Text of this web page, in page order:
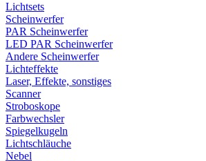
Lichtsets
Scheinwerfer
PAR Scheinwerfer
LED PAR Scheinwerfer
Andere Scheinwerfer
Lichteffekte
Laser, Effekte, sonstiges
Scanner
Stroboskope
Farbwechsler
Spiegelkugeln
Lichtschläuche
Nebel